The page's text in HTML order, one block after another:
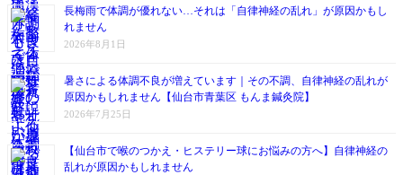
長梅雨で体調が優れない…それは「自律神経の乱れ」が原因かもし
れません
2026年8月1日
暑さによる体調不良が増えています｜その不調、自律神経の乱れが
原因かもしれません【仙台市青葉区 もんま鍼灸院】
2026年7月25日
【仙台市で喉のつかえ・ヒステリー球にお悩みの方へ】自律神経の
乱れが原因かもしれません